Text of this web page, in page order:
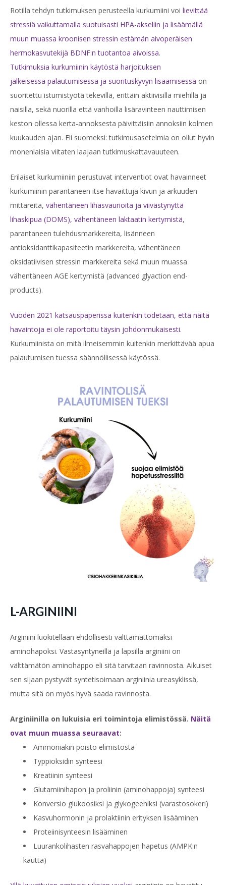
Rotilla tehdyn tutkimuksen perusteella kurkumiini voi lievittää
stressiä vaikuttamalla suotuisasti HPA-akseliin ja lisäämällä
muun muassa kroonisen stressin estämän aivoperäisen
hermokasvutekijä BDNF:n tuotantoa aivoissa.
Tutkimuksia kurkumiinin käytöstä harjoituksen
jälkeisessä palautumisessa ja suorituskyvyn lisäämisessä on
suoritettu istumistyötä tekevillä, erittäin aktiivisilla miehillä ja
naisilla, sekä nuorilla että vanhoilla lisäravinteen nauttimisen
keston ollessa kerta-annoksesta päivittäisiin annoksiin kolmen
kuukauden ajan. Eli suomeksi: tutkimusasetelmia on ollut hyvin
monenlaisia viitaten laajaan tutkimuskattavauuteen.
Erilaiset kurkumiiniin perustuvat interventiot ovat havainneet
kurkumiinin parantaneen itse havaittuja kivun ja arkuuden
mittareita, vähentäneen lihasvaurioita ja viivästynyttä
lihaskipua (DOMS), vähentäneen laktaatin kertymistä,
parantaneen tulehdusmarkkereita, lisänneen
antioksidanttikapasiteetin markkereita, vähentäneen
oksidatiivisen stressin markkereita sekä muun muassa
vähentäneen AGE kertymistä (advanced glyaction end-
products).
Vuoden 2021 katsauspaperissa kuitenkin todetaan, että näitä
havaintoja ei ole raportoitu täysin johdonmukaisesti.
Kurkumiinista on mitä ilmeisemmin kuitenkin merkittävää apua
palautumisen tuessa säännöllisessä käytössä.
L-ARGINIINI
Arginiini luokitellaan ehdollisesti välttämättömäksi
aminohapoksi. Vastasyntyneillä ja lapsilla arginiini on
välttämätön aminohappo eli sitä tarvitaan ravinnosta. Aikuiset
sen sijaan pystyvät syntetisoimaan arginiinia ureasyklissä,
mutta sitä on myös hyvä saada ravinnosta.
Arginiinilla on lukuisia eri toimintoja elimistössä. Näitä
ovat muun muassa seuraavat:
Ammoniakin poisto elimistöstä
Typpioksidin synteesi
Kreatiinin synteesi
Glutamiinihapon ja proliinin (aminohappoja) synteesi
Konversio glukoosiksi ja glykogeeniksi (varastosokeri)
Kasvuhormonin ja prolaktiinin erityksen lisääminen
Proteiinisynteesin lisääminen
Luurankolihasten rasvahappojen hapetus (AMPK:n
kautta)